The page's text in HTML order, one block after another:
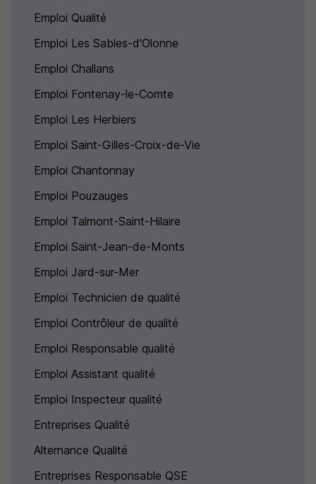
Emploi Qualité
Emploi Les Sables-d'Olonne
Emploi Challans
Emploi Fontenay-le-Comte
Emploi Les Herbiers
Emploi Saint-Gilles-Croix-de-Vie
Emploi Chantonnay
Emploi Pouzauges
Emploi Talmont-Saint-Hilaire
Emploi Saint-Jean-de-Monts
Emploi Jard-sur-Mer
Emploi Technicien de qualité
Emploi Contrôleur de qualité
Emploi Responsable qualité
Emploi Assistant qualité
Emploi Inspecteur qualité
Entreprises Qualité
Alternance Qualité
Entreprises Responsable QSE